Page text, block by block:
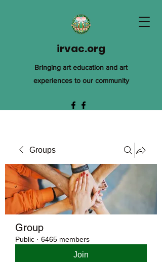
irvac.org
Bringing art education and art
experiences to our community
Groups
Group
Public · 6465 members
Join